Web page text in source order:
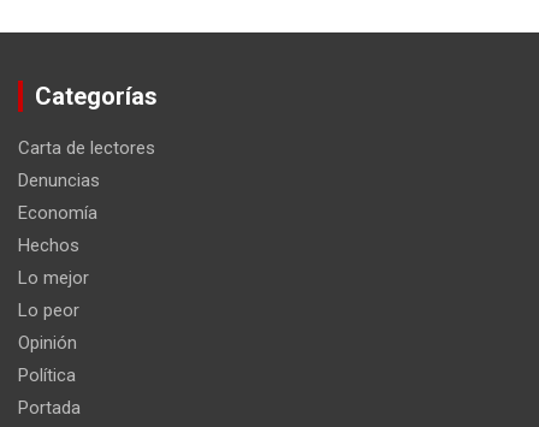
Categorías
Carta de lectores
Denuncias
Economía
Hechos
Lo mejor
Lo peor
Opinión
Política
Portada